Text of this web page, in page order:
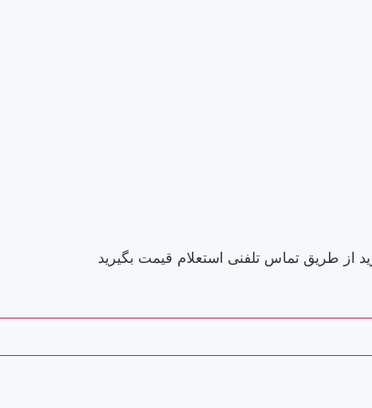
از طریق تماس تلفنی استعلام قیمت بگیرید